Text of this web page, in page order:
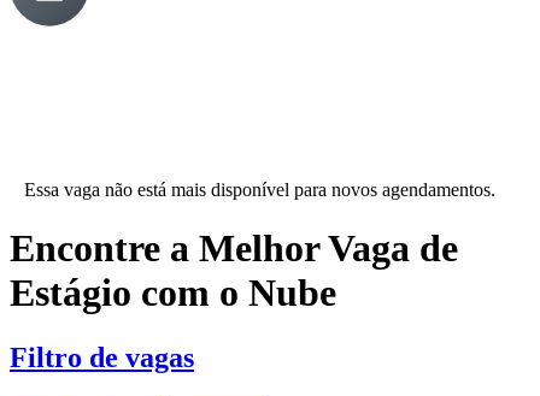
Essa vaga não está mais disponível para novos agendamentos.
Encontre a Melhor Vaga de
Estágio com o Nube
Filtro de vagas